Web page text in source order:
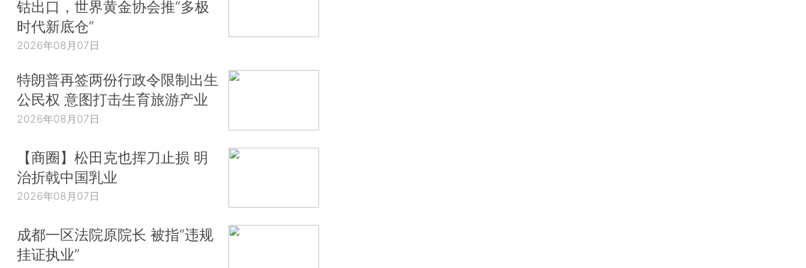
钴出口，世界黄金协会推“多极
时代新底仓”
2026年08月07日
特朗普再签两份行政令限制出生
公民权 意图打击生育旅游产业
2026年08月07日
【商圈】松田克也挥刀止损 明
治折戟中国乳业
2026年08月07日
成都一区法院原院长 被指“违规
挂证执业”